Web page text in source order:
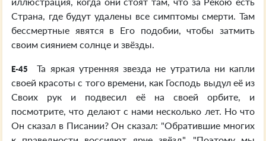
Страна, где будут удалены все симптомы смерти. Там
бессмертные явятся в Его подобии, чтобы затмить
своим сиянием солнце и звёзды.
E-45
Та яркая утренняя звезда не утратила ни капли
своей красоты с того времени, как Господь выдул её из
Своих рук и подвесил её на своей орбите, и
посмотрите, что делают с нами несколько лет. Но что
Он сказал в Писании? Он сказал: "Обратившие многих